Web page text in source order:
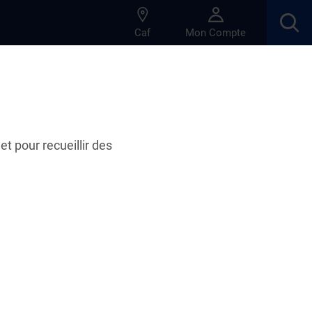
pour recueillir des
Caf Mon Compte